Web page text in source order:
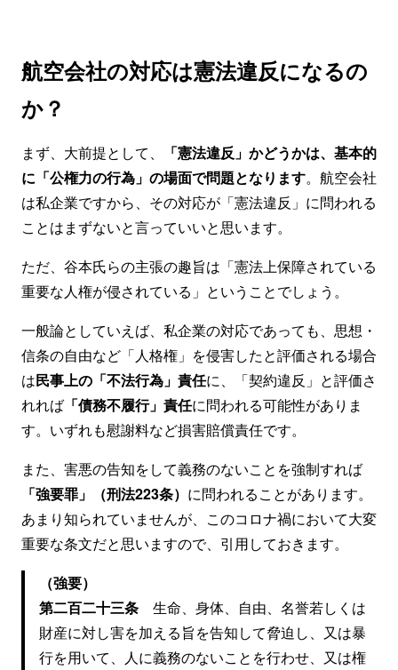
航空会社の対応は憲法違反になるの
か？
まず、大前提として、
「憲法違反」かどうかは、基本的
に「公権力の行為」の場面で問題となります。航空会社
は私企業ですから、その対応が「憲法違反」に問われる
ことはまずないと言っていいと思います。
ただ、谷本氏らの主張の趣旨は「憲法上保障されている
重要な人権が侵されている」ということでしょう。
一般論としていえば、私企業の対応であっても、思想・
信条の自由など「人格権」を侵害したと評価される場合
は民事上の「不法行為」責任に、「契約違反」と評価さ
れれば 「債務不履行」責任に問われる可能性がありま
す。いずれも慰謝料など損害賠償責任です。
また、害悪の告知をして義務のないことを強制すれば
「強要罪」（刑法223条） に問われることがあります。
あまり知られていませんが、このコロナ禍において大変
重要な条文だと思いますので、引用しておきます。
（強要）
第二百二十三条 生命、身体、自由、名誉若しくは
財産に対し害を加える旨を告知して脅迫し、又は暴
行を用いて、人に義務のないことを行わせ、又は権